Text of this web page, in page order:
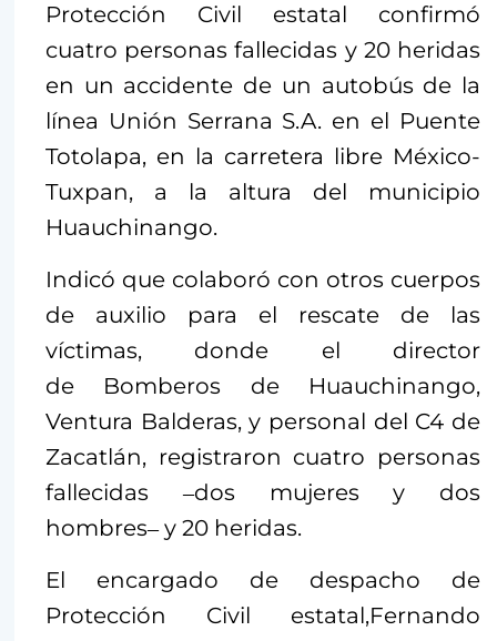
Protección Civil estatal confirmó
cuatro personas fallecidas y 20 heridas
en un accidente de un autobús de la
línea Unión Serrana S.A. en el Puente
Totolapa, en la carretera libre México-
Tuxpan, a la altura del municipio
Huauchinango.
Indicó que colaboró con otros cuerpos
de auxilio para el rescate de las
víctimas, donde el director
de Bomberos de Huauchinango,
Ventura Balderas, y personal del C4 de
Zacatlán, registraron cuatro personas
fallecidas ‒dos mujeres y dos
hombres‒ y 20 heridas.
El encargado de despacho de
Protección Civil estatal,Fernando